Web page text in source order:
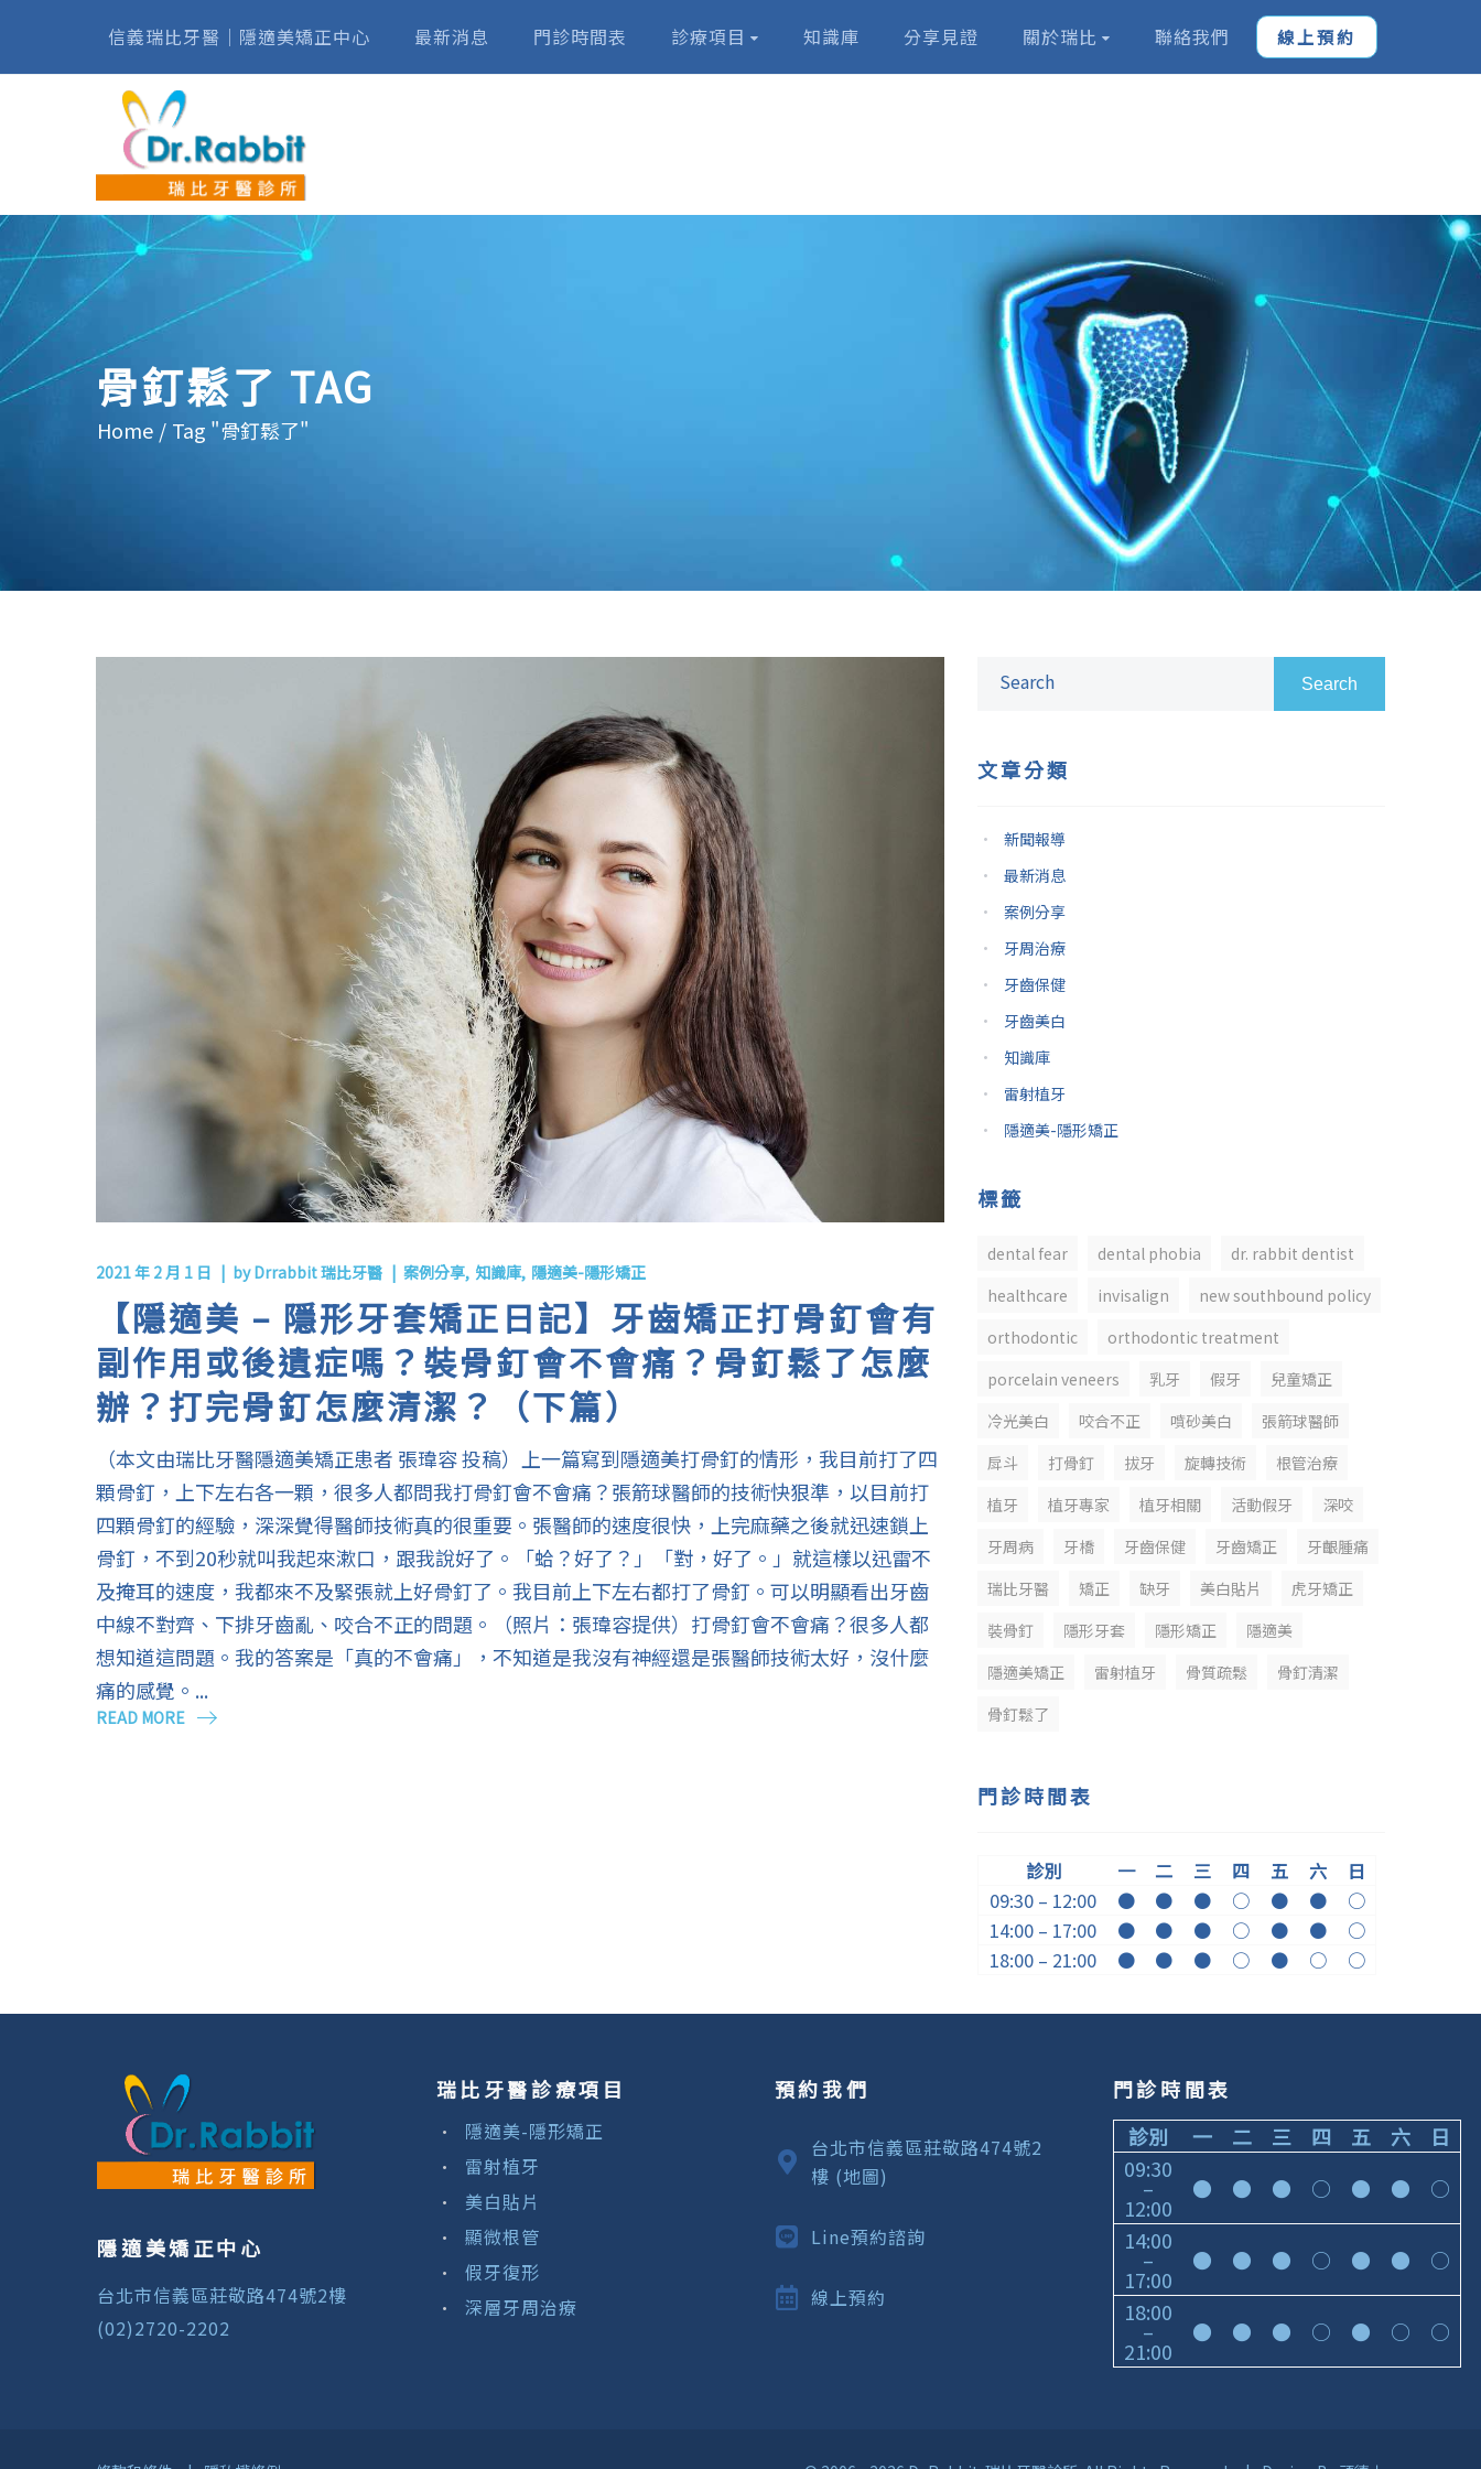
信義瑞比牙醫｜隱適美矯正中心 最新消息 門診時間表 診療項目 知識庫 分享見證 關於瑞比 聯絡我們 線上預約
骨釘鬆了 TAG
Home / Tag "骨釘鬆了"
2021 年 2 月 1 日 byDrrabbit 瑞比牙醫 案例分享 知識庫 隱適美-隱形矯正
【隱適美 – 隱形牙套矯正日記】牙齒矯正打骨釘會有
副作用或後遺症嗎？裝骨釘會不會痛？骨釘鬆了怎麼
辦？打完骨釘怎麼清潔？（下篇）
（本文由瑞比牙醫隱適美矯正患者 張瑋容 投稿）上一篇寫到隱適美打骨釘的情形，我目前打了四
顆骨釘，上下左右各一顆，很多人都問我打骨釘會不會痛？張箭球醫師的技術快狠準，以目前打
四顆骨釘的經驗，深深覺得醫師技術真的很重要。張醫師的速度很快，上完麻藥之後就迅速鎖上
骨釘，不到20秒就叫我起來漱口，跟我說好了。「蛤？好了？」「對，好了。」就這樣以迅雷不
及掩耳的速度，我都來不及緊張就上好骨釘了。我目前上下左右都打了骨釘。可以明顯看出牙齒
中線不對齊、下排牙齒亂、咬合不正的問題。（照片：張瑋容提供）打骨釘會不會痛？很多人都
想知道這問題。我的答案是「真的不會痛」，不知道是我沒有神經還是張醫師技術太好，沒什麼
痛的感覺。...
READ MORE
Search
文章分類
新聞報導
最新消息
案例分享
牙周治療
牙齒保健
牙齒美白
知識庫
雷射植牙
隱適美-隱形矯正
標籤
dental fear dental phobia
dr. rabbit dentist
healthcare
invisalign
new southbound policy
orthodontic
orthodontic treatment
porcelain veneers
乳牙 假牙
兒童矯正
冷光美白
咬合不正 噴砂美白
張箭球醫師
戽斗
打骨釘 拔牙 旋轉技術
根管治療
植牙
植牙專家 植牙相關 活動假牙
深咬
牙周病
牙橋 牙齒保健 牙齒矯正
牙齦腫痛
瑞比牙醫
矯正 缺牙 美白貼片
虎牙矯正
裝骨釘
隱形牙套 隱形矯正
隱適美
隱適美矯正
雷射植牙 骨質疏鬆
骨釘清潔
骨釘鬆了
門診時間表
診別 一 二 三 四 五 六
日
09:30 – 12:00
● ● ● ○ ● ●
○
14:00 – 17:00
● ● ● ○ ● ●
○
18:00 – 21:00
● ● ● ○ ● ○ ○
隱適美矯正中心
台北市信義區莊敬路474號2樓
(02)2720-2202
瑞比牙醫診療項目
隱適美-隱形矯正
雷射植牙
美白貼片
顯微根管
假牙復形
深層牙周治療
預約我們
台北市信義區莊敬路474號2
樓 (地圖)
Line預約諮詢
線上預約
門診時間表
診別
一 二 三 四 五 六
日
09:30
–
12:00
● ● ● ○ ● ●
○
14:00
–
17:00
● ● ● ○ ● ●
○
18:00
–
21:00
● ● ● ○ ● ○ ○